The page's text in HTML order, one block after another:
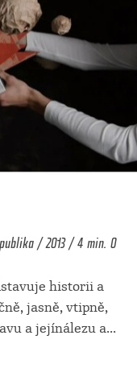
/ 2013 / 4 min. 0
historii a
jasně, vtipně,
a jejínálezu a...